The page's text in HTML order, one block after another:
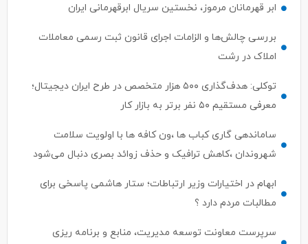
ابر قهرمانان مرموز، نخستین سریال ابرقهرمانی ایران
بررسی چالش‌ها و الزامات اجرای قانون ثبت رسمی معاملات
املاک در رشت
توکلی: هدف‌گذاری ۵۰۰ هزار متخصص در طرح ایران دیجیتال؛
معرفی مستقیم ۵۰ نفر برتر به بازار کار
ساماندهی گاری کباب ها ،ون کافه ها با اولویت سلامت
شهروندان ،کاهش ترافیک و حذف زوائد بصری دنبال می‌شود
ابهام در اختیارات وزیر ارتباطات؛ ستار هاشمی پاسخی برای
مطالبات مردم دارد ؟
سرپرست معاونت توسعه مدیریت، منابع و برنامه ریزی